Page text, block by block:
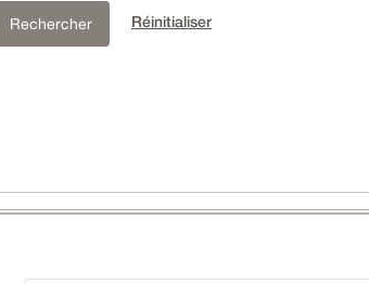
Rechercher Réinitialiser